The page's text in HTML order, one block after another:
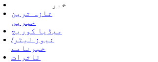
خبر
تازہ ترین
خبریں
میڈیا کوریج
نیوز لیٹر/
خبرنامے
تاثرات